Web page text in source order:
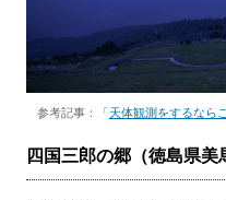
参考記事：「 天体観測をするなら
四国三郎の郷（徳島県美